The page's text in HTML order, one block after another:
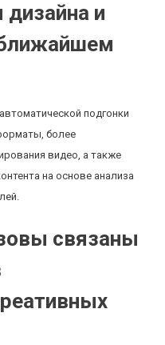
дизайна и
подгонки
более
видео, а также
на основе анализа
связаны